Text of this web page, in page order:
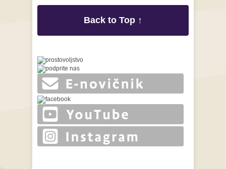
Back to Top ↑